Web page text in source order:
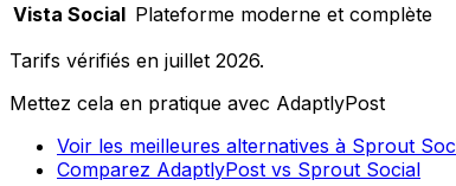
Vista Social Plateforme moderne et complète
Tarifs vérifiés en juillet 2026.
Mettez cela en pratique avec AdaptlyPost
Voir les meilleures alternatives à Sprout
Comparez AdaptlyPost vs Sprout Social